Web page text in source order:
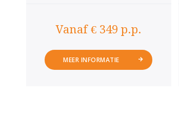
Vanaf € 349 p.p.
MEER INFORMATIE